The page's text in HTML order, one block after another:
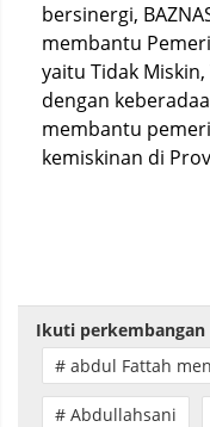
bersinergi,
membantu
yaitu Tidak
dengan
membantu
kemiskinan di
Ikuti
# abdul Fattah
# Abdullahsani